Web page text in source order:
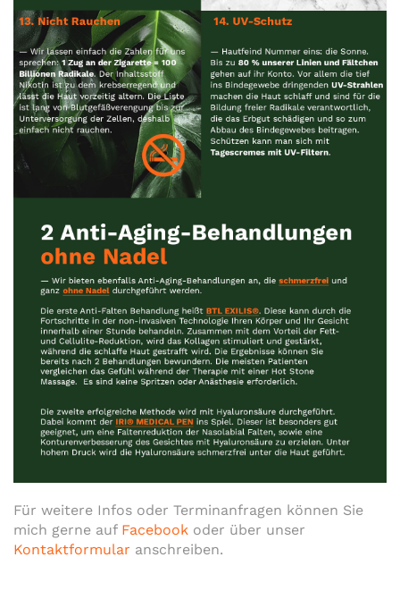
Für weitere Infos oder Terminanfragen können Sie
mich gerne auf Facebook oder über unser
Kontaktformular anschreiben.